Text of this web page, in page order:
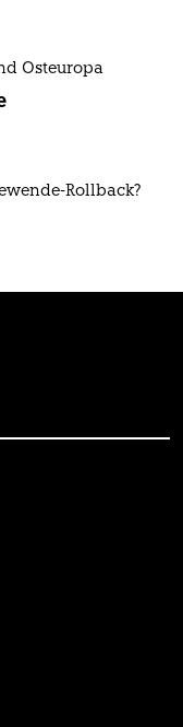
Osteuropa
Rollback?